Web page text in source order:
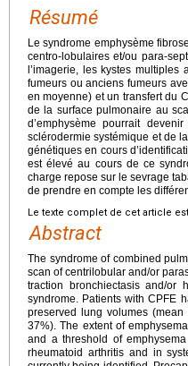
Résumé
Le syndrome emphysème
centro-lobulaires et/ou para-
l’imagerie, les kystes
fumeurs ou anciens fumeurs
en moyenne) et un transfert du
de la surface pulmonaire au
d’emphysème pourrait
sclérodermie systémique et de
génétiques en cours
est élevé au cours de ce
charge repose sur le sevrage
de prendre en compte les
Le texte complet de cet article
Abstract
The syndrome of combined
scan of centrilobular and/or
traction bronchiectasis and/or
syndrome. Patients with CPFE
preserved lung volumes
37%). The extent of
and a threshold of
rheumatoid arthritis and in